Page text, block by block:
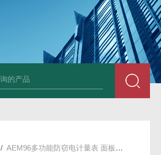
/AEM96多功能防窃电计量表 面板安装 谐波测量